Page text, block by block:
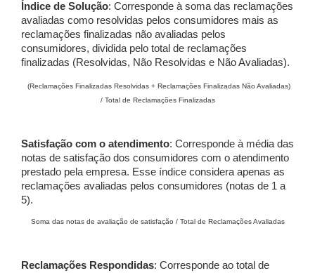
Índice de Solução: Corresponde à soma das reclamações
avaliadas como resolvidas pelos consumidores mais as
reclamações finalizadas não avaliadas pelos
consumidores, dividida pelo total de reclamações
finalizadas (Resolvidas, Não Resolvidas e Não Avaliadas).
(Reclamações Finalizadas Resolvidas + Reclamações Finalizadas Não Avaliadas)
/ Total de Reclamações Finalizadas
Satisfação com o atendimento: Corresponde à média das
notas de satisfação dos consumidores com o atendimento
prestado pela empresa. Esse índice considera apenas as
reclamações avaliadas pelos consumidores (notas de 1 a
5).
Soma das notas de avaliação de satisfação / Total de Reclamações Avaliadas
Reclamações Respondidas: Corresponde ao total de